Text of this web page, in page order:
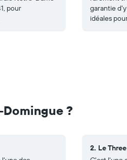
pour
garantie
idéales
?
2. Le